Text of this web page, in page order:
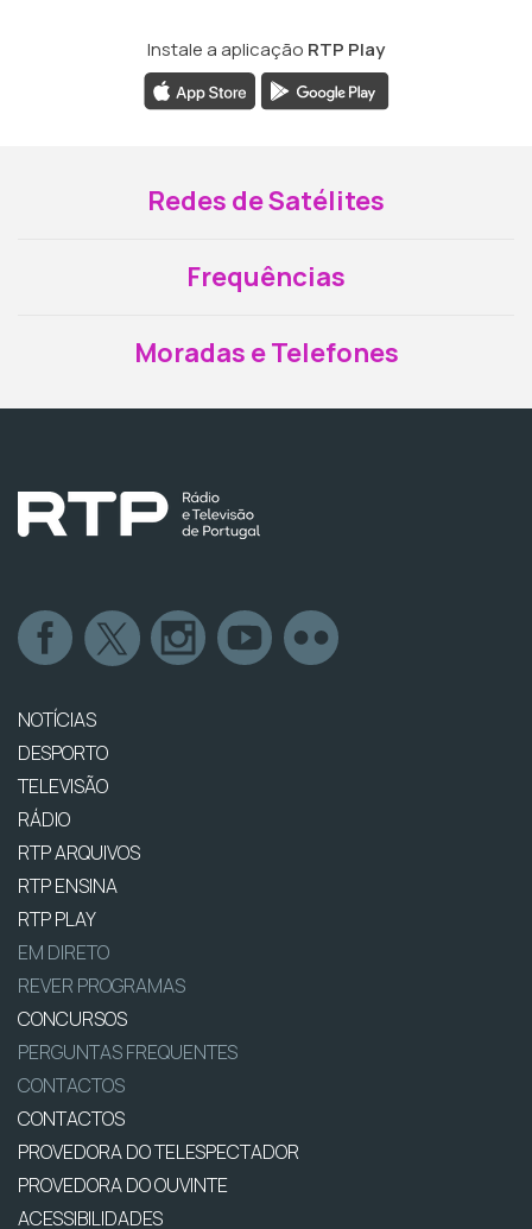
Instale a aplicação RTP Play
Redes de Satélites
Frequências
Moradas e Telefones
NOTÍCIAS
DESPORTO
TELEVISÃO
RÁDIO
RTP ARQUIVOS
RTP ENSINA
RTP PLAY
EM DIRETO
REVER PROGRAMAS
CONCURSOS
PERGUNTAS FREQUENTES
CONTACTOS
CONTACTOS
PROVEDORA DO TELESPECTADOR
PROVEDORA DO OUVINTE
ACESSIBILIDADES